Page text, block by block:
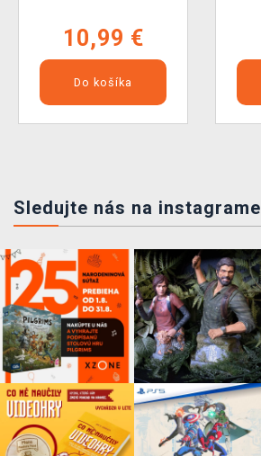
10,99 €
Do košíka
Sledujte nás na instagrame